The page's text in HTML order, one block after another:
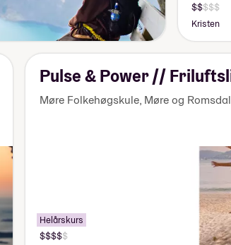
Pris:
125
000-
140
000
kr
Kristen
Pulse & Power //
Møre Folkehøgskule, Møre og Romsdal
Helårskurs
Pris: